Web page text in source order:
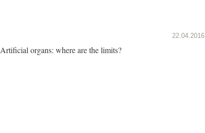
22.04.2016
Artificial organs: where are the limits?